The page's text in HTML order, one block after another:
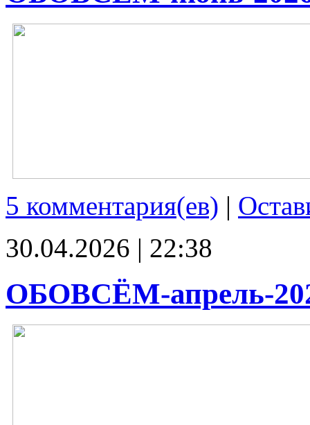
5 комментария(ев) |
30.04.2026 | 22:38
ОБОВСЁМ-апрель-